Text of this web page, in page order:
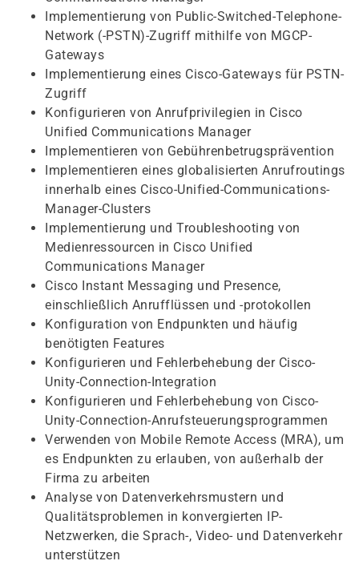
Implementierung von Public-Switched-Telephone-
Network (-PSTN)-Zugriff mithilfe von MGCP-
Gateways
Implementierung eines Cisco-Gateways für PSTN-
Zugriff
Konfigurieren von Anrufprivilegien in Cisco
Unified Communications Manager
Implementieren von Gebührenbetrugsprävention
Implementieren eines globalisierten Anrufroutings
innerhalb eines Cisco-Unified-Communications-
Manager-Clusters
Implementierung und Troubleshooting von
Medienressourcen in Cisco Unified
Communications Manager
Cisco Instant Messaging und Presence,
einschließlich Anrufflüssen und -protokollen
Konfiguration von Endpunkten und häufig
benötigten Features
Konfigurieren und Fehlerbehebung der Cisco-
Unity-Connection-Integration
Konfigurieren und Fehlerbehebung von Cisco-
Unity-Connection-Anrufsteuerungsprogrammen
Verwenden von Mobile Remote Access (MRA), um
es Endpunkten zu erlauben, von außerhalb der
Firma zu arbeiten
Analyse von Datenverkehrsmustern und
Qualitätsproblemen in konvergierten IP-
Netzwerken, die Sprach-, Video- und Datenverkehr
unterstützen